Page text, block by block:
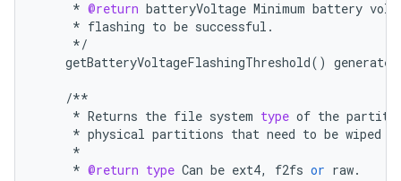
* @return batteryVoltage Minimum battery
* flashing to be successful .
*/
getBatteryVoltageFlashingThreshold() generates
/**
* Returns the file system type of the
* physical partitions that need to be wiped
*
* @return type Can be ext4, f2fs or raw.